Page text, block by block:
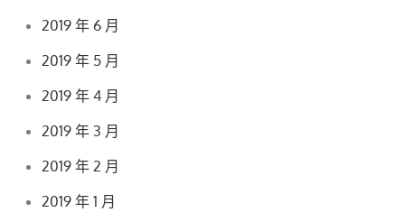
2019 年 6 月
2019 年 5 月
2019 年 4 月
2019 年 3 月
2019 年 2 月
2019 年 1 月